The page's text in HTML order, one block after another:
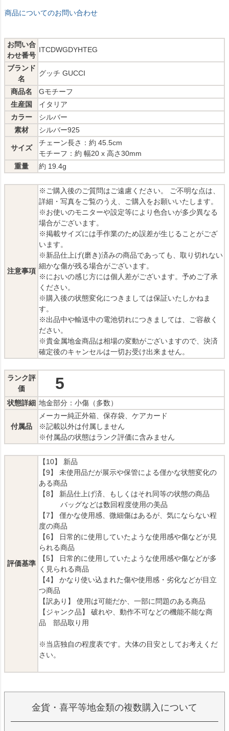
商品についてのお問い合わせ
お問い合
わせ番号
ITCDWGDYHTEG
ブランド
名
グッチ GUCCI
商品名
Gモチーフ
生産国
イタリア
カラー
シルバー
素材
シルバー925
サイズ
チェーン長さ：約 45.5cm
モチーフ：約 幅20 x 高さ30mm
重量
約 19.4g
注意事項
※ご購入後のご質問はご遠慮ください。 ご不明な点は、
詳細・写真をご覧のうえ、ご購入をお願いいたします。
※お使いのモニターや設定等により色合いが多少異なる
場合がございます。
※掲載サイズには手作業のため誤差が生じることがござ
います。
※新品仕上げ(磨き)済みの商品であっても、取り切れない
細かな傷が残る場合がございます。
※においの感じ方には個人差がございます。予めご了承
ください。
※購入後の状態変化につきましては保証いたしかねま
す。
※出品中や輸送中の電池切れにつきましては、ご容赦く
ださい。
※貴金属地金商品は相場の変動がございますので、決済
確定後のキャンセルは一切お受け出来ません。
ランク評
価
5
状態詳細 地金部分：小傷（多数）
付属品
メーカー純正外箱、保存袋、ケアカード
※記載以外は付属しません
※付属品の状態はランク評価に含みません
評価基準
【10】 新品
【9】 未使用品だが展示や保管による僅かな状態変化の
ある商品
【8】 新品仕上げ済、もしくはそれ同等の状態の商品
バッグなどは数回程度使用の美品
【7】 僅かな使用感、微細傷はあるが、気にならない程
度の商品
【6】 日常的に使用していたような使用感や傷などが見
られる商品
【5】 日常的に使用していたような使用感や傷などが多
く見られる商品
【4】 かなり使い込まれた傷や使用感・劣化などが目立
つ商品
【訳あり】 使用は可能だか、一部に問題のある商品
【ジャンク品】 破れや、動作不可などの機能不能な商
品 部品取り用
※当店独自の程度表です。大体の目安としてお考えくだ
さい。
金貨・喜平等地金類の複数購入について